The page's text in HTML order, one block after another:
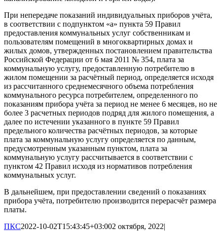
При непередаче показаний индивидуальных приборов учёта,
в соответствии с подпунктом «а» пункта 59 Правил
предоставления коммунальных услуг собственникам и
пользователям помещений в многоквартирных домах и
жилых домов, утвержденных постановлением правительства
Российской Федерации от 6 мая 2011 № 354, плата за
коммунальную услугу, предоставленную потребителю в
жилом помещении за расчётный период, определяется исходя
из рассчитанного среднемесячного объема потребления
коммунального ресурса потребителем, определенного по
показаниям прибора учёта за период не менее 6 месяцев, но не
более 3 расчетных периодов подряд для жилого помещения, а
далее по истечении указанного в пункте 59 Правил
предельного количества расчётных периодов, за которые
плата за коммунальную услугу определяется по данным,
предусмотренным указанным пунктом, плата за
коммунальную услугу рассчитывается в соответствии с
пунктом 42 Правил исходя из нормативов потребления
коммунальных услуг.
В дальнейшем, при предоставлении сведений о показаниях
прибора учёта, потребителю производится перерасчёт размера
платы.
ПКС2022-10-02T15:43:45+03:002 октября, 2022|